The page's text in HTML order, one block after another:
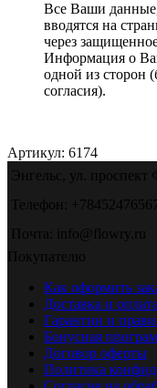
Все Ваши данные,
вводятся на
через
Информация о
одной из сторон
согласия).
Артикул: 6174
Энгельс, ул.
Телефон:
Почта: info@flowry.ru
Покупателю
Как оформить
Доставка и оплата
Гарантии и
Бонусная
Договор оферты
Политика